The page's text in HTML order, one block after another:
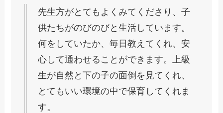
先生方がとてもよくみてくださり、子
供たちがのびのびと生活しています。
何をしていたか、毎日教えてくれ、安
心して通わせることができます。上級
生が自然と下の子の面倒を見てくれ、
とてもいい環境の中で保育してくれま
す。